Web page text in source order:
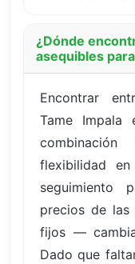
¿Dónde
asequibles
Encontrar
Tame Impala
flexibilidad
seguimiento
precios de
fijos —
Dado que